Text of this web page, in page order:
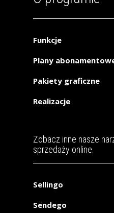
Funkcje
Plany
Pakiety graficzne
Realizacje
Zobacz inne nasze
sprzedaży online.
Sellingo
Sendego